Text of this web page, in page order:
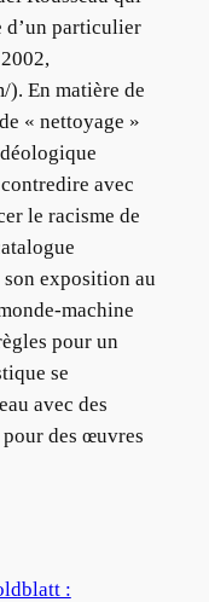
d’un particulier
). En matière de
« nettoyage »
avec
le racisme de
exposition au
machine
pour un
se
avec des
des œuvres
: